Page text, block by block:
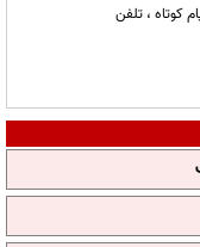
کوتاه ، تلفن